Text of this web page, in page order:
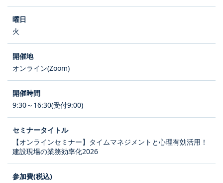
火
オンライン(Zoom)
9:30～16:30(受付9:00)
【オンラインセミナー】タイムマネジメントと心理有効活用！
建設現場の業務効率化2026